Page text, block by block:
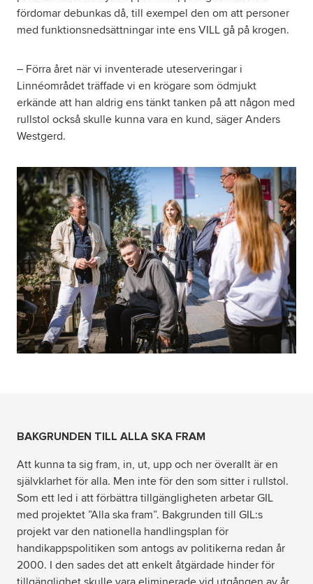
fördomar debunkas då, till exempel den om att personer
med funktionsnedsättningar inte ens VILL gå på krogen.
– Förra året när vi inventerade uteserveringar i
Linnéområdet träffade vi en krögare som ödmjukt
erkände att han aldrig ens tänkt tanken på att någon med
rullstol också skulle kunna vara en kund, säger Anders
Westgerd.
BAKGRUNDEN TILL ALLA SKA FRAM
Att kunna ta sig fram, in, ut, upp och ner överallt är en
självklarhet för alla. Men inte för den som sitter i rullstol.
Som ett led i att förbättra tillgängligheten arbetar GIL
med projektet ”Alla ska fram”. Bakgrunden till GIL:s
projekt var den nationella handlingsplan för
handikappspolitiken som antogs av politikerna redan år
2000. I den sades det att enkelt åtgärdade hinder för